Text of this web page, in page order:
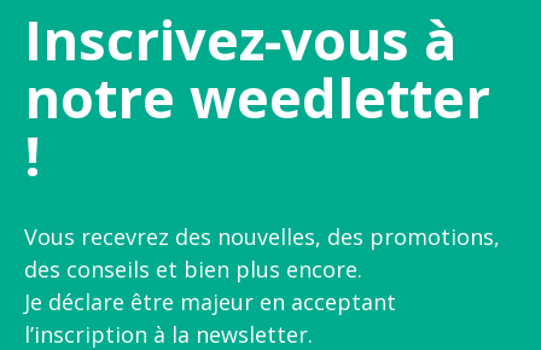
Inscrivez-vous à
notre weedletter
!
Vous recevrez des nouvelles, des promotions,
des conseils et bien plus encore.
Je déclare être majeur en acceptant
l’inscription à la newsletter.